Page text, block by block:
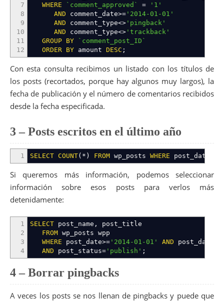
7
8
9
10
11
12
WHERE
`comment_approved` =
'1'
AND comment_date>= '2014-01-01'
AND comment_type<> 'pingback'
AND comment_type<> 'trackback'
GROUP BY
`comment_post_ID`
ORDER BY amount DESC ;
Con esta consulta recibimos un listado con los títulos de
los posts (recortados, porque hay algunos muy largos), la
fecha de publicación y el número de comentarios recibidos
desde la fecha especificada.
3 – Posts escritos en el último año
1 SELECT COUNT( * ) FROM wp_posts WHERE post_date
Si queremos más información, podemos seleccionar
información sobre esos posts para verlos más
detenidamente:
1
2
3
4
SELECT post_name ,
post_title
FROM wp_posts wpp
WHERE post_date>= '2014-01-01' AND post_date
AND post_status= 'publish' ;
4 – Borrar pingbacks
A veces los posts se nos llenan de pingbacks y puede que